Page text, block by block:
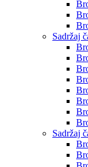
Sadržaj
Sadržaj